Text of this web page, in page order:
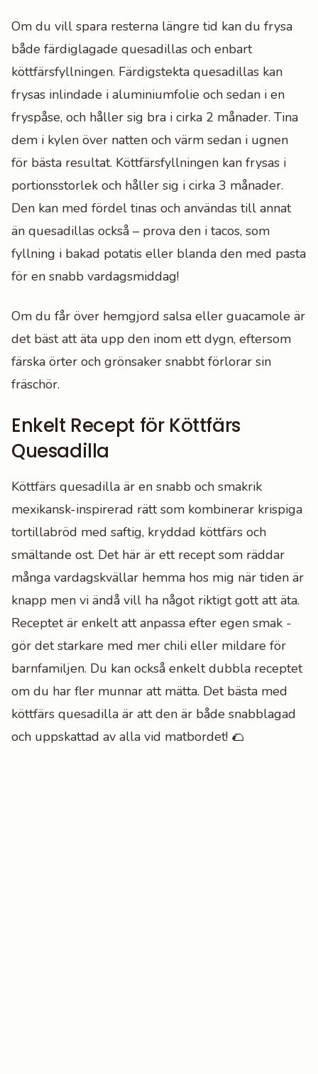
Om du vill spara resterna längre tid kan du frysa
både färdiglagade quesadillas och enbart
köttfärsfyllningen. Färdigstekta quesadillas kan
frysas inlindade i aluminiumfolie och sedan i en
fryspåse, och håller sig bra i cirka 2 månader. Tina
dem i kylen över natten och värm sedan i ugnen
för bästa resultat. Köttfärsfyllningen kan frysas i
portionsstorlek och håller sig i cirka 3 månader.
Den kan med fördel tinas och användas till annat
än quesadillas också – prova den i tacos, som
fyllning i bakad potatis eller blanda den med pasta
för en snabb vardagsmiddag!
Om du får över hemgjord salsa eller guacamole är
det bäst att äta upp den inom ett dygn, eftersom
färska örter och grönsaker snabbt förlorar sin
fräschör.
Enkelt Recept för Köttfärs
Quesadilla
Köttfärs quesadilla är en snabb och smakrik
mexikansk-inspirerad rätt som kombinerar krispiga
tortillabröd med saftig, kryddad köttfärs och
smältande ost. Det här är ett recept som räddar
många vardagskvällar hemma hos mig när tiden är
knapp men vi ändå vill ha något riktigt gott att äta.
Receptet är enkelt att anpassa efter egen smak -
gör det starkare med mer chili eller mildare för
barnfamiljen. Du kan också enkelt dubbla receptet
om du har fler munnar att mätta. Det bästa med
köttfärs quesadilla är att den är både snabblagad
och uppskattad av alla vid matbordet! 🌮